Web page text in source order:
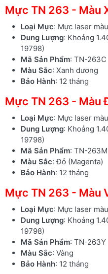
Mực TN 263 - Màu
Loại Mực: Mực laser
Dung Lượng: Khoảng
19798)
Mã Sản Phẩm: TN-263C
Màu Sắc: Xanh dương
Bảo Hành: 12 tháng
Mực TN 263 - Màu
Loại Mực: Mực laser
Dung Lượng: Khoảng
19798)
Mã Sản Phẩm: TN-263M
Màu Sắc: Đỏ (Magenta)
Bảo Hành: 12 tháng
Mực TN 263 - Màu
Loại Mực: Mực laser
Dung Lượng: Khoảng
19798)
Mã Sản Phẩm: TN-263Y
Màu Sắc: Vàng
Bảo Hành: 12 tháng